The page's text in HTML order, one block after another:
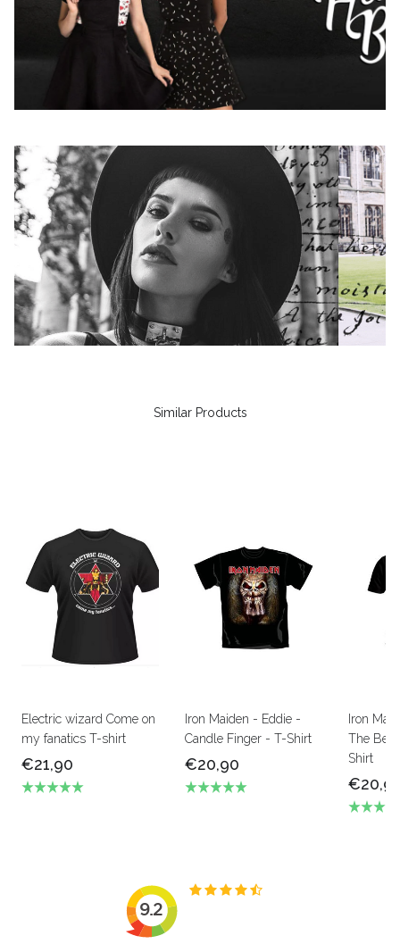
Similar Products
Electric wizard Come on
my fanatics T-shirt
€21,90
Iron Maiden - Eddie -
Candle Finger - T-Shirt
€20,90
Iron
The
Shirt